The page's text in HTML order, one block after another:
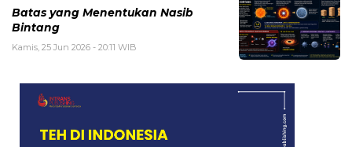
Batas yang Menentukan Nasib
Bintang
Kamis, 25 Jun 2026 - 20:11 WIB